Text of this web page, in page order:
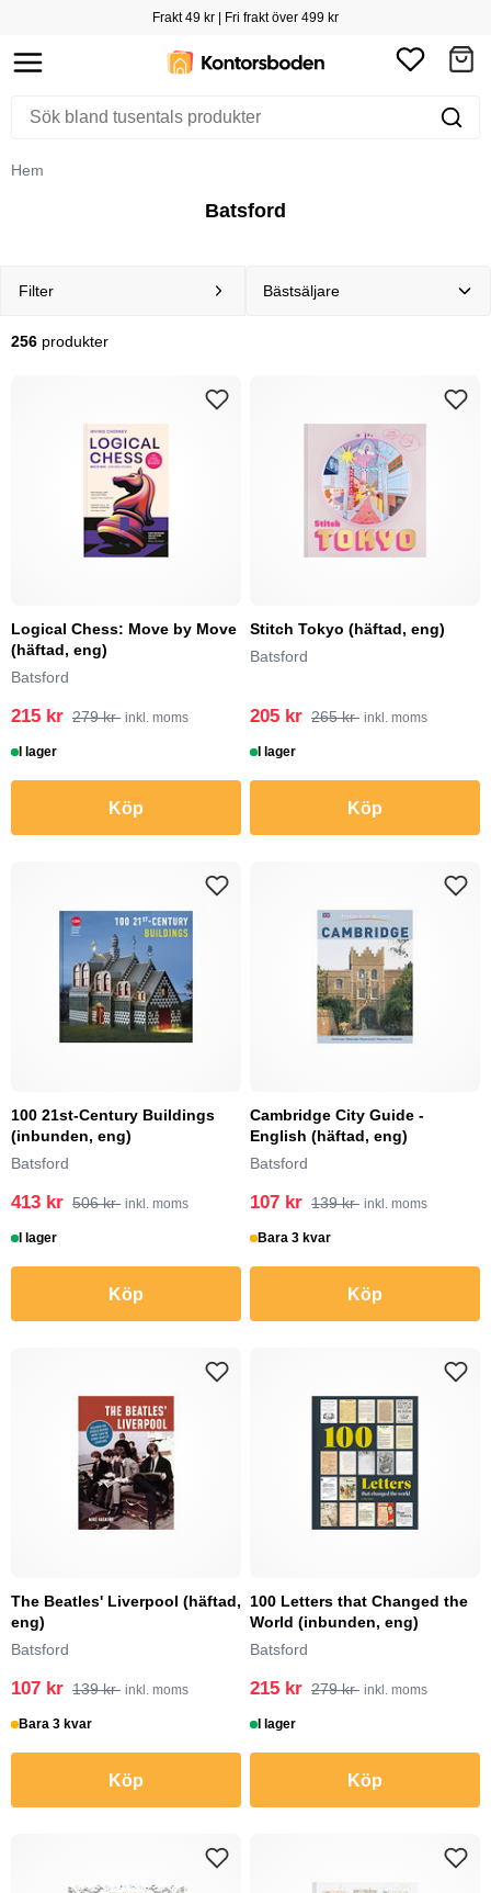
Frakt 49 kr | Fri frakt över 499 kr
Hem
Batsford
Filter
256 produkter
Logical Chess: Move by Move
(häftad, eng)
Batsford
215 kr 279 kr inkl. moms
I lager
Köp
Stitch Tokyo (häftad, eng)
Batsford
205 kr 265 kr inkl. moms
I lager
Köp
100 21st-Century Buildings
(inbunden, eng)
Batsford
413 kr 506 kr inkl. moms
I lager
Köp
Cambridge City Guide -
English (häftad, eng)
Batsford
107 kr 139 kr inkl. moms
Bara 3 kvar
Köp
The Beatles' Liverpool (häftad,
eng)
Batsford
107 kr 139 kr inkl. moms
Bara 3 kvar
Köp
100 Letters that Changed the
World (inbunden, eng)
Batsford
215 kr 279 kr inkl. moms
I lager
Köp